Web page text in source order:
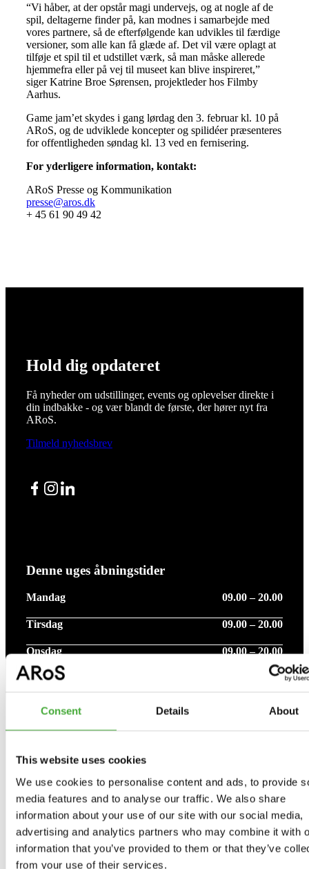
Consent Details About
This website uses cookies
We use cookies to personalise content and ads, to provide
media features and to analyse our traffic. We also share
information about your use of our site with our social media,
advertising and analytics partners who may combine it with
information that you’ve provided to them or that they’ve
from your use of their services.
“Vi håber, at der opstår magi undervejs, og at nogle af de
spil, deltagerne finder på, kan modnes i samarbejde med
vores partnere, så de efterfølgende kan udvikles til færdige
versioner, som alle kan få glæde af. Det vil være oplagt at
tilføje et spil til et udstillet værk, så man måske allerede
hjemmefra eller på vej til museet kan blive inspireret,”
siger Katrine Broe Sørensen, projektleder hos Filmby
Aarhus.
Game jam’et skydes i gang lørdag den 3. februar kl. 10 på
ARoS, og de udviklede koncepter og spilidéer præsenteres
for offentligheden søndag kl. 13 ved en fernisering.
For yderligere information, kontakt:
ARoS Presse og Kommunikation
presse@aros.dk
+ 45 61 90 49 42
Hold dig opdateret
Få nyheder om udstillinger, events og oplevelser direkte i
din indbakke - og vær blandt de første, der hører nyt fra
ARoS.
Tilmeld nyhedsbrev
Facebook
Instagram
LinkedIn
Denne uges åbningstider
Mandag 09.00 – 20.00
Tirsdag 09.00 – 20.00
Onsdag 09.00 – 20.00
Torsdag 09.00 – 20.00
Fredag 09.00 – 20.00
Lørdag
Søndag
Bemærk at åbningstider - kan variere i forbindelse med
helligdage og særlige arrangementer.
Se flere åbningstider